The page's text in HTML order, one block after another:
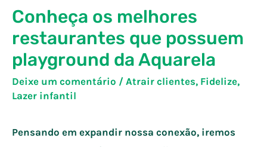
Conheça os melhores
restaurantes que possuem
playground da Aquarela
Deixe um comentário / Atrair clientes, Fidelize,
Lazer infantil
Pensando em expandir nossa conexão, iremos